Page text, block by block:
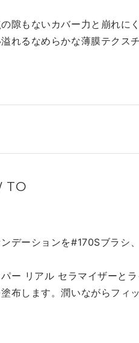
隙もないカバー力と崩れに
れるなめらかな薄膜テクス
TO
デーションを#170Sブラシ
ー リアル セラマイザーと
布します。潤いながらフィ